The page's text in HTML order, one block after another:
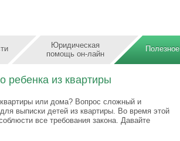
Юридическая
помощь он-лайн
Полезное
ребенка из квартиры
или дома? Вопрос сложный и
выписки детей из квартиры. Во время этой
все требования закона. Давайте